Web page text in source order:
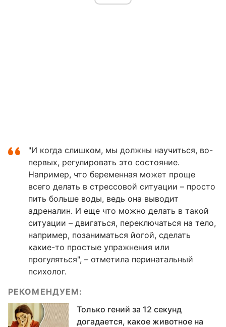
"И когда слишком, мы должны научиться, во-
первых, регулировать это состояние.
Например, что беременная может проще
всего делать в стрессовой ситуации – просто
пить больше воды, ведь она выводит
адреналин. И еще что можно делать в такой
ситуации – двигаться, переключаться на тело,
например, позаниматься йогой, сделать
какие-то простые упражнения или
прогуляться", – отметила перинатальный
психолог.
РЕКОМЕНДУЕМ:
Только гений за 12 секунд
догадается, какое животное на